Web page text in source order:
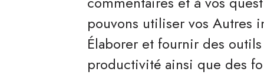
pouvons utiliser vos Autres
Élaborer et fournir des
productivité ainsi que des